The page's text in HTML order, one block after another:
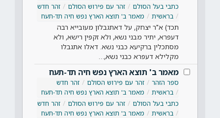
כתבי בעל הסולם
זהר עם פירוש הסולם
זהר חדש
בראשית
מאמר ב' תוצא הארץ נפש חיה תד-תעח
תכד) א"ר יצחק, על דאתגבלון מעובייא רבה
דעפרא, יתיר מבני נשא, ולא זקפין רישא, ולא
מסתכלין ברקיעא כבני נשא. דאלו אתגבלו
מקלילא דעפרא כבני נשא,…
מאמר ב' תוצא הארץ נפש חיה תד-תעח
ספר הזהר זהר עם פירוש הסולם
זהר חדש
בראשית
מאמר ב' תוצא הארץ נפש חיה תד-תעח
כתבי בעל הסולם
זהר עם פירוש הסולם
זהר חדש
בראשית
מאמר ב' תוצא הארץ נפש חיה תד-תעח